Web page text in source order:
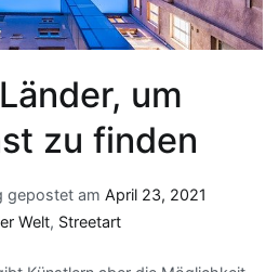
um
zu finden
gepostet am April 23, 2021
Welt, Streetart